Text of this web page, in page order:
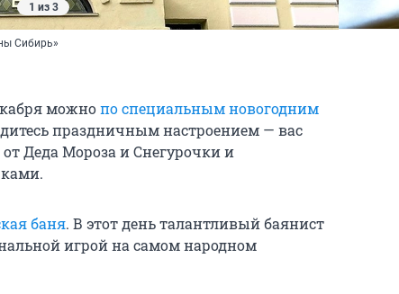
1 из 3
Сибирь»
можнопо специальным новогодним
праздничным настроением — вас
Деда Мороза и Снегурочки и
баня. В этот день талантливый баянист
игрой на самом народном